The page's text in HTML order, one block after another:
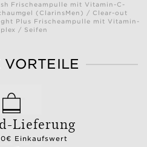
Frischeampulle mit Vitamin-C-
(ClarinsMen) / Clear-out
Plus Frischeampulle mit Vitamin-
/ Seifen
Lieferung
Einkaufswert